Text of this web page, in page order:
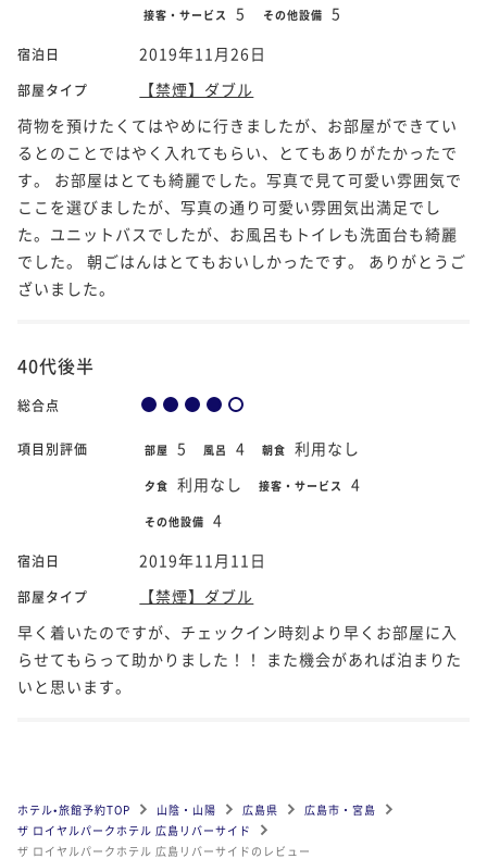
接客・サービス 5 その他設備 5
宿泊日 2019年11月26日
部屋タイプ
【禁煙】ダブル
荷物を預けたくてはやめに行きましたが、お部屋ができてい
るとのことではやく入れてもらい、とてもありがたかったで
す。 お部屋はとても綺麗でした。写真で見て可愛い雰囲気で
ここを選びましたが、写真の通り可愛い雰囲気出満足でし
た。ユニットバスでしたが、お風呂もトイレも洗面台も綺麗
でした。 朝ごはんはとてもおいしかったです。 ありがとうご
ざいました。
40代後半
総合点
項目別評価 部屋 5 風呂 4 朝食 利用なし
夕食 利用なし 接客・サービス 4
その他設備 4
宿泊日 2019年11月11日
部屋タイプ
【禁煙】ダブル
早く着いたのですが、チェックイン時刻より早くお部屋に入
らせてもらって助かりました！！ また機会があれば泊まりた
いと思います。
ホテル•旅館予約TOP 山陰・山陽 広島県
広島市・宮島
ザ ロイヤルパークホテル 広島リバーサイド
ザ ロイヤルパークホテル 広島リバーサイドのレビュー